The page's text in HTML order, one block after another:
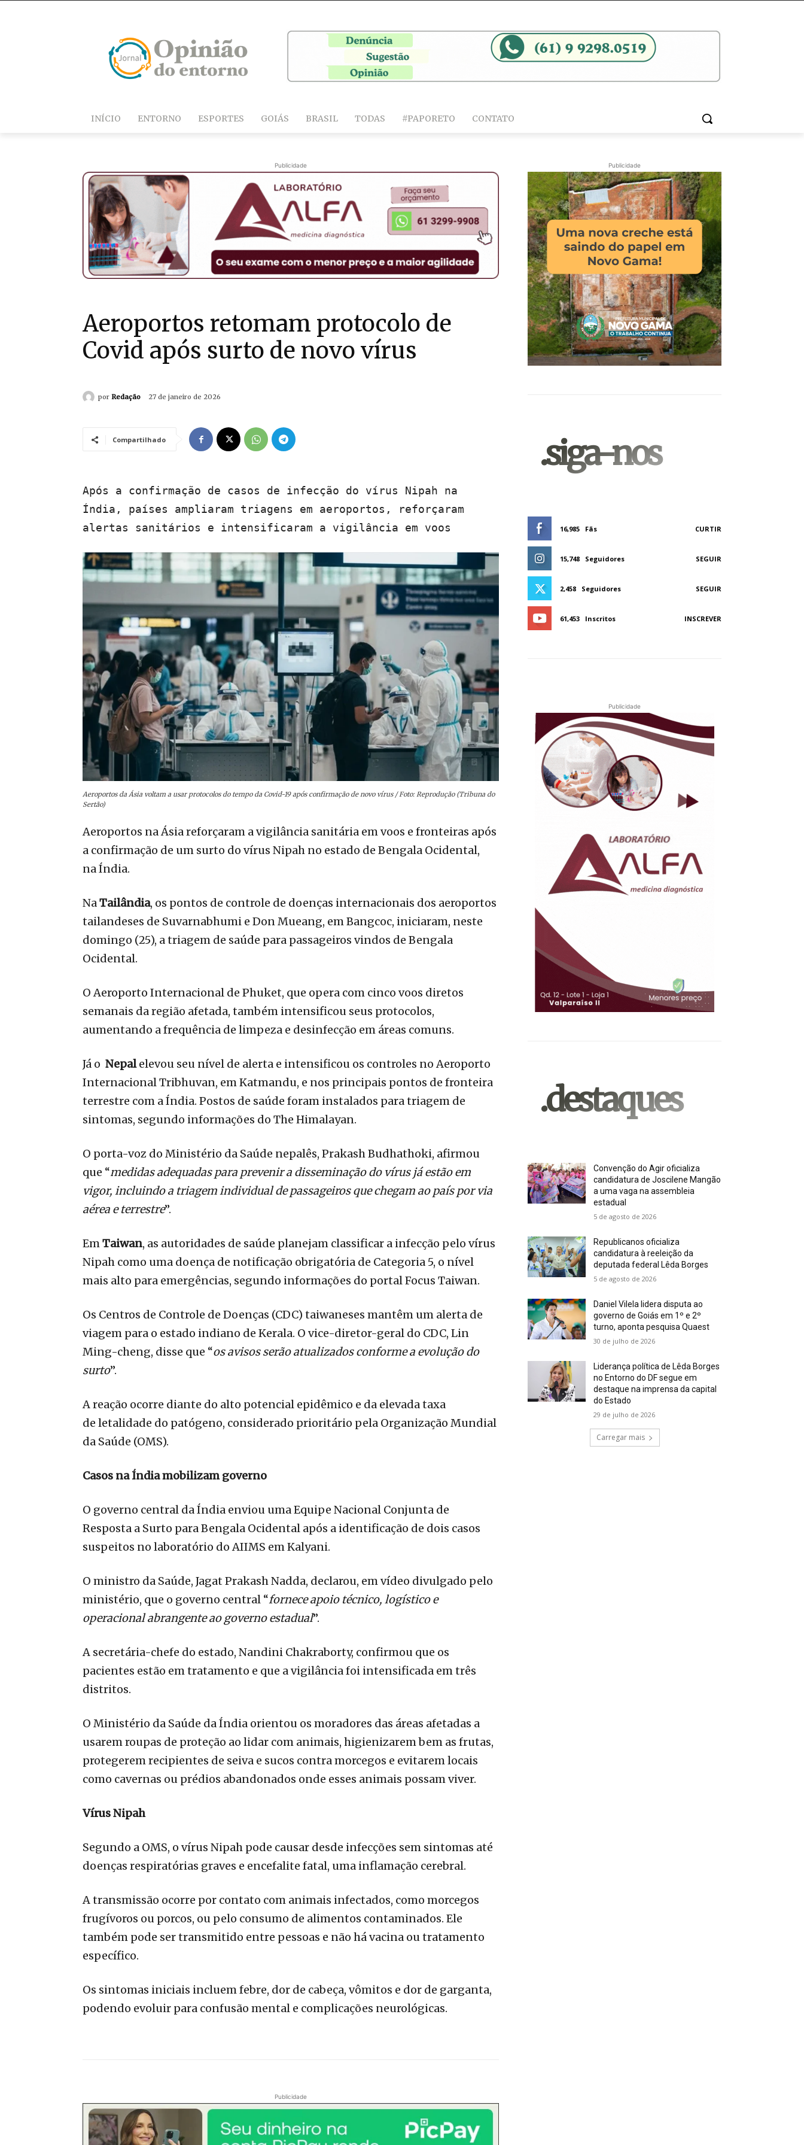
INÍCIO ENTORNO ESPORTES GOIÁS BRASIL TODAS #PAPORETO CONTATO
Publicidade
Aeroportos retomam protocolo de
Covid após surto de novo vírus
por Redação 27 de janeiro de 2026
Compartilhado
Após a confirmação de casos de infecção do vírus Nipah na
Índia, países ampliaram triagens em aeroportos, reforçaram
alertas sanitários e intensificaram a vigilância em voos
Aeroportos da Ásia voltam a usar protocolos do tempo da Covid-19 após confirmação de novo vírus / Foto: Reprodução (Tribuna do
Sertão)
Aeroportos na Ásia reforçaram a vigilância sanitária em voos e fronteiras após
a confirmação de um surto do vírus Nipah no estado de Bengala Ocidental,
na Índia.
NaTailândia, os pontos de controle de doenças internacionais dos aeroportos
tailandeses de Suvarnabhumi e Don Mueang, em Bangcoc, iniciaram, neste
domingo (25), a triagem de saúde para passageiros vindos de Bengala
Ocidental.
O Aeroporto Internacional de Phuket, que opera com cinco voos diretos
semanais da região afetada, também intensificou seus protocolos,
aumentando a frequência de limpeza e desinfecção em áreas comuns.
Já o Nepalelevou seu nível de alerta e intensificou os controles no Aeroporto
Internacional Tribhuvan, em Katmandu, e nos principais pontos de fronteira
terrestre com a Índia. Postos de saúde foram instalados para triagem de
sintomas, segundo informações do The Himalayan.
O porta-voz do Ministério da Saúde nepalês, Prakash Budhathoki, afirmou
que “medidas adequadas para prevenir a disseminação do vírus já estão em
vigor, incluindo a triagem individual de passageiros que chegam ao país por via
aérea e terrestre”.
EmTaiwan, as autoridades de saúde planejam classificar a infecção pelo vírus
Nipah como uma doença de notificação obrigatória de Categoria 5, o nível
mais alto para emergências, segundo informações do portal Focus Taiwan.
Os Centros de Controle de Doenças (CDC) taiwaneses mantêm um alerta de
viagem para o estado indiano de Kerala. O vice-diretor-geral do CDC, Lin
Ming-cheng, disse que “os avisos serão atualizados conforme a evolução do
surto”.
A reação ocorre diante do alto potencial epidêmico e da elevada taxa
de letalidade do patógeno, considerado prioritário pela Organização Mundial
da Saúde (OMS).
Casos na Índia mobilizam governo
O governo central da Índia enviou uma Equipe Nacional Conjunta de
Resposta a Surto para Bengala Ocidental após a identificação de dois casos
suspeitos no laboratório do AIIMS em Kalyani.
O ministro da Saúde, Jagat Prakash Nadda, declarou, em vídeo divulgado pelo
ministério, que o governo central “fornece apoio técnico, logístico e
operacional abrangente ao governo estadual”.
A secretária-chefe do estado, Nandini Chakraborty, confirmou que os
pacientes estão em tratamento e que a vigilância foi intensificada em três
distritos.
O Ministério da Saúde da Índia orientou os moradores das áreas afetadas a
usarem roupas de proteção ao lidar com animais, higienizarem bem as frutas,
protegerem recipientes de seiva e sucos contra morcegos e evitarem locais
como cavernas ou prédios abandonados onde esses animais possam viver.
Vírus Nipah
Segundo a OMS, o vírus Nipah pode causar desde infecções sem sintomas até
doenças respiratórias graves e encefalite fatal, uma inflamação cerebral.
A transmissão ocorre por contato com animais infectados, como morcegos
frugívoros ou porcos, ou pelo consumo de alimentos contaminados. Ele
também pode ser transmitido entre pessoas e não há vacina ou tratamento
específico.
Os sintomas iniciais incluem febre, dor de cabeça, vômitos e dor de garganta,
podendo evoluir para confusão mental e complicações neurológicas.
Publicidade
Publicidade
.siga-nos
16,985 Fãs CURTIR
15,748 Seguidores SEGUIR
2,458 Seguidores SEGUIR
61,453 Inscritos INSCREVER
Publicidade
.destaques
Convenção do Agir oficializa
candidatura de Joscilene Mangão
a uma vaga na assembleia
estadual
5 de agosto de 2026
Republicanos oficializa
candidatura à reeleição da
deputada federal Lêda Borges
5 de agosto de 2026
Daniel Vilela lidera disputa ao
governo de Goiás em 1º e 2º
turno, aponta pesquisa Quaest
30 de julho de 2026
Liderança política de Lêda Borges
no Entorno do DF segue em
destaque na imprensa da capital
do Estado
29 de julho de 2026
Carregar mais